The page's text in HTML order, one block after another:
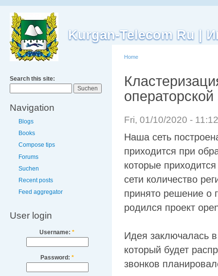
Kurgan-Telecom Ru |
Search this site:
Navigation
Blogs
Books
Compose tips
Forums
Suchen
Recent posts
Feed aggregator
User login
Username:*
Password: *
Home
операторской
Fri, 01/10/2020 -
Наша сеть
приходится при
которые
сети количество
принято решение о
родился проект
Идея заключалась
который будет
звонков